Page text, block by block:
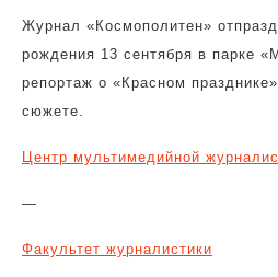
Журнал «Космополитен»
рождения 13 сентября в парке
репортаж о «Красном
сюжете.
Центр мультимедийной
—
Факультет журналистики